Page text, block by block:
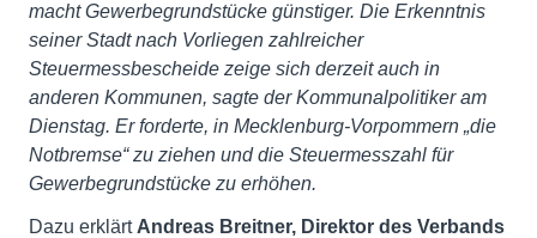
macht Gewerbegrundstücke günstiger. Die Erkenntnis
seiner Stadt nach Vorliegen zahlreicher
Steuermessbescheide zeige sich derzeit auch in
anderen Kommunen, sagte der Kommunalpolitiker am
Dienstag. Er forderte, in Mecklenburg-Vorpommern „die
Notbremse“ zu ziehen und die Steuermesszahl für
Gewerbegrundstücke zu erhöhen.
Dazu erklärt Andreas Breitner, Direktor des Verbands